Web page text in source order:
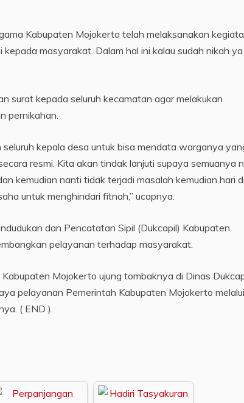
Kabupaten Mojokerto telah melaksanakan
masyarakat. Dalam hal ini kalau sudah nikah ya
surat kepada seluruh kecamatan agar melakukan
pernikahan.
kepala desa untuk bisa mendata warganya
resmi. Kita akan tindak lanjuti supaya semuanya
kemudian nanti tidak terjadi masalah kemudian hari
untuk menghindari fitnah,” ucapnya.
dan Pencatatan Sipil (Dukcapil) Kabupaten
pelayanan terhadap masyarakat.
Mojokerto ujung tombaknya di Dinas
pelayanan Pemerintah Kabupaten Mojokerto melalui
( END ).